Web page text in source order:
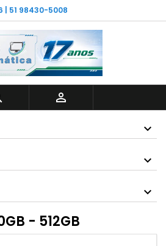
| 51 98430-5008

- 512GB